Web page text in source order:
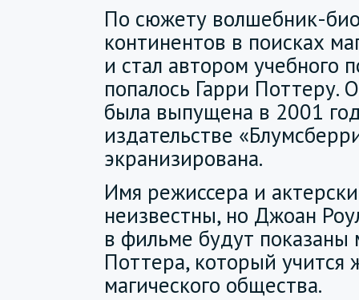
По сюжету волшебник-
континентов в поисках
и стал автором учебного
попалось Гарри Поттеру.
была выпущена в 2001
издательстве
экранизирована.
Имя режиссера и
неизвестны, но Джоан
в фильме будут
Поттера, который учится
магического общества.